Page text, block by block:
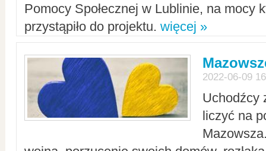
Pomocy Społecznej w Lublinie, na mocy
przystąpiło do projektu. więcej »
2022-06-09
Uchodźcy
liczyć na